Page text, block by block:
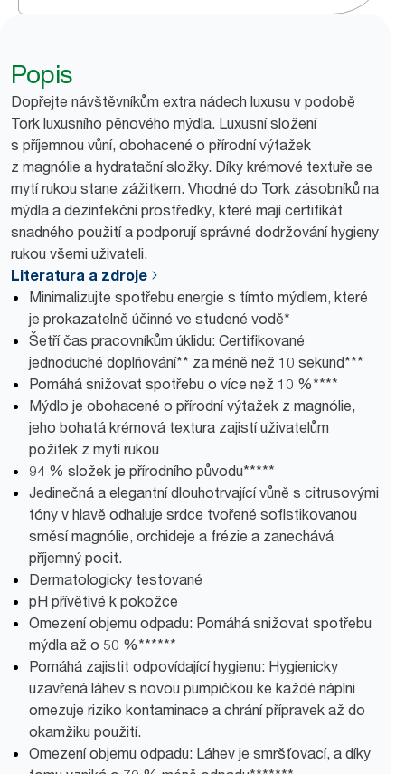
Popis
Dopřejte návštěvníkům extra nádech luxusu v podobě
Tork luxusního pěnového mýdla. Luxusní složení
s příjemnou vůní, obohacené o přírodní výtažek
z magnólie a hydratační složky. Díky krémové textuře se
mytí rukou stane zážitkem. Vhodné do Tork zásobníků na
mýdla a dezinfekční prostředky, které mají certifikát
snadného použití a podporují správné dodržování hygieny
rukou všemi uživateli.
Literatura a zdroje
Minimalizujte spotřebu energie s tímto mýdlem, které
je prokazatelně účinné ve studené vodě*
Šetří čas pracovníkům úklidu: Certifikované
jednoduché doplňování** za méně než 10 sekund***
Pomáhá snižovat spotřebu o více než 10 %****
Mýdlo je obohacené o přírodní výtažek z magnólie,
jeho bohatá krémová textura zajistí uživatelům
požitek z mytí rukou
94 % složek je přírodního původu*****
Jedinečná a elegantní dlouhotrvající vůně s citrusovými
tóny v hlavě odhaluje srdce tvořené sofistikovanou
směsí magnólie, orchideje a frézie a zanechává
příjemný pocit.
Dermatologicky testované
pH přívětivé k pokožce
Omezení objemu odpadu: Pomáhá snižovat spotřebu
mýdla až o 50 %******
Pomáhá zajistit odpovídající hygienu: Hygienicky
uzavřená láhev s novou pumpičkou ke každé náplni
omezuje riziko kontaminace a chrání přípravek až do
okamžiku použití.
Omezení objemu odpadu: Láhev je smršťovací, a díky